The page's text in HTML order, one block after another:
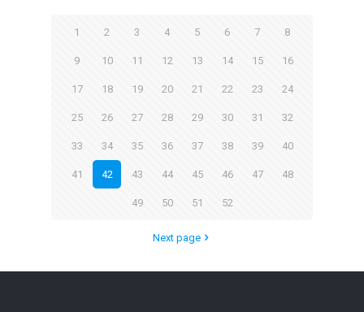
1 2 3 4 5 6 7 8
9 10 11 12 13 14 15 16
17 18 19 20 21 22 23 24
25 26 27 28 29 30 31 32
33 34 35 36 37 38 39 40
41 42 43 44 45 46 47 48
49 50 51 52
Next page